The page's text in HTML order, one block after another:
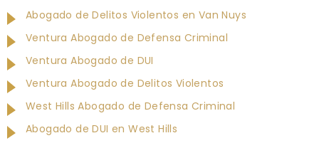
Abogado de Delitos Violentos en Van Nuys
Ventura Abogado de Defensa Criminal
Ventura Abogado de DUI
Ventura Abogado de Delitos Violentos
West Hills Abogado de Defensa Criminal
Abogado de DUI en West Hills